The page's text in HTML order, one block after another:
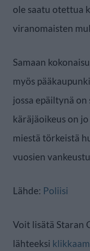
ole saatu otettua
viranomaisten
Samaan
myös
jossa epäiltynä
käräjäoikeus on
miestä törkeistä
vuosien
Lähde: Poliisi
Voit lisätä Staran
lähteeksi